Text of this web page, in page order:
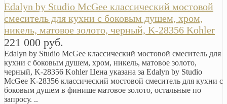
Edalyn by Studio McGee классический мостовой
смеситель для кухни с боковым душем, хром,
никель, матовое золото, черный, K-28356 Kohler
221 000 руб.
Edalyn by Studio McGee классический мостовой смеситель для
кухни с боковым душем, хром, никель, матовое золото,
черный, K-28356 Kohler Цена указана за Edalyn by Studio
McGee K-28356 классический мостовой смеситель для кухни с
боковым душем в финише матовое золото, остальные по
запросу. ..